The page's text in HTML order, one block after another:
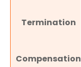
Termination
Compensation